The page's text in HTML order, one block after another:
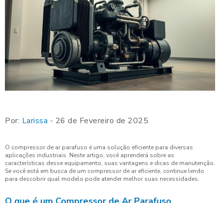
Por: Larissa - 26 de Fevereiro de 2025
O compressor de ar parafuso é uma solução eficiente para diversas
aplicações industriais. Neste artigo, você aprenderá sobre as
características desse equipamento, suas vantagens e dicas de manutenção.
Se você está em busca de um compressor de ar eficiente, continue lendo
para descobrir qual modelo pode atender melhor suas necessidades.